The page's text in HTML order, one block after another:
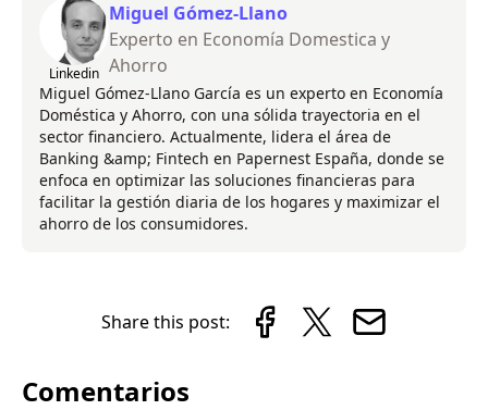
Linkedin
Miguel Gómez-Llano
Experto en Economía Domestica y
Ahorro
Miguel Gómez-Llano García es un experto en Economía
Doméstica y Ahorro, con una sólida trayectoria en el
sector financiero. Actualmente, lidera el área de
Banking &amp; Fintech en Papernest España, donde se
enfoca en optimizar las soluciones financieras para
facilitar la gestión diaria de los hogares y maximizar el
ahorro de los consumidores.
Share this post:
Comentarios